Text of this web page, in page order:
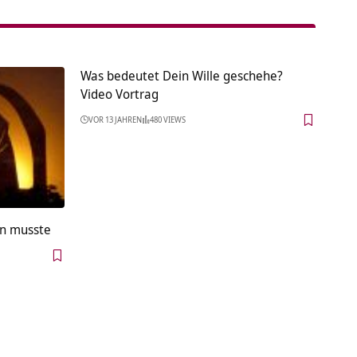
musste
Was bedeutet Dein Wille geschehe?
Video Vortrag
VOR 13 JAHREN 480 VIEWS